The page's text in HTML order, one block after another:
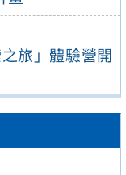
旅」體驗營開